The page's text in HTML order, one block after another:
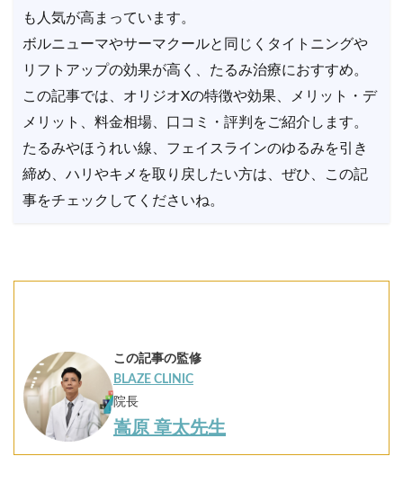
も人気が高まっています。
ボルニューマやサーマクールと同じくタイトニングや
リフトアップの効果が高く、たるみ治療におすすめ。
この記事では、オリジオXの特徴や効果、メリット・デ
メリット、料金相場、口コミ・評判をご紹介します。
たるみやほうれい線、フェイスラインのゆるみを引き
締め、ハリやキメを取り戻したい方は、ぜひ、この記
事をチェックしてくださいね。
この記事の監修
BLAZE CLINIC
院長
嵩原 章太先生